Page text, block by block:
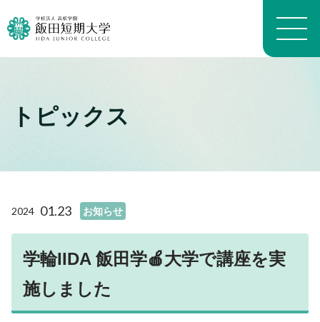
大学概要トップ
学科・専攻の教育目的
教員プロフィール（名前）
沿革
よくある質問 FAQ
財務情報
学科案内トップ
生活科学学科介護福祉専攻
生活科学学科食物栄養専攻
幼児教育学科
養護教育専攻
地域看護学専攻
施設トップ
進路トップ
就職
進学・編入学
卒業生インタビュー
キャンパスライフトップ
イベント
学生生活経済学
入試情報トップ
トピックス
2024 01.23 お知らせ
学輪IIDA 飯田学🍎大学で講座を実
施しました